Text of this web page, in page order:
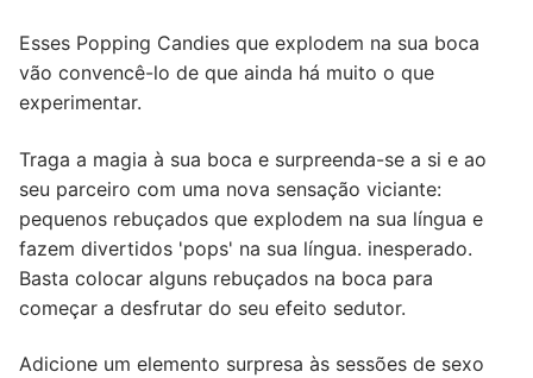
Esses Popping Candies que explodem na sua boca
vão convencê-lo de que ainda há muito o que
experimentar.
Traga a magia à sua boca e surpreenda-se a si e ao
seu parceiro com uma nova sensação viciante:
pequenos rebuçados que explodem na sua língua e
fazem divertidos 'pops' na sua língua. inesperado.
Basta colocar alguns rebuçados na boca para
começar a desfrutar do seu efeito sedutor.
Adicione um elemento surpresa às sessões de sexo